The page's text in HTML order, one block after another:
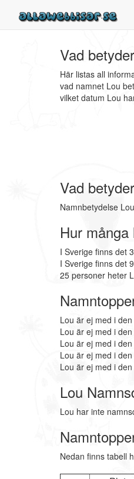
Vad
Här listas all
vad namnet Lou
vilket datum Lou
Vad
Namnbetydelse
Hur
I Sverige finns det
I Sverige finns det
25 personer heter
Lou är ej med i
Lou är ej med i
Lou är ej med i
Lou är ej med i
Lou är ej med i
Lou
Lou har inte
Nedan finns tabell